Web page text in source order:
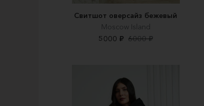
Свитшот оверсайз бежевый
Moscow Island
5000 ₽ 6000 ₽